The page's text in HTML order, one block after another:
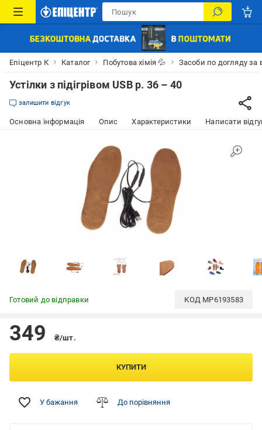
Епіцентр К Каталог Побутова хімія 💦 Засоби по догляду за
Устілки з підігрівом USB р. 36 – 40
залишити відгук
Основна інформація Опис Характеристики Написати
Готовий до відправки КОД MP6193583
349 ₴/шт.
КУПИТИ
У бажання До порівняння